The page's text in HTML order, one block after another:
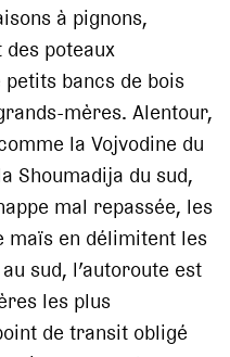
à pignons,
poteaux
bancs de bois
mères. Alentour,
la Vojvodine du
Shoumadija du sud,
mal repassée, les
maïs en délimitent les
sud, l’autoroute est
les plus
de transit obligé